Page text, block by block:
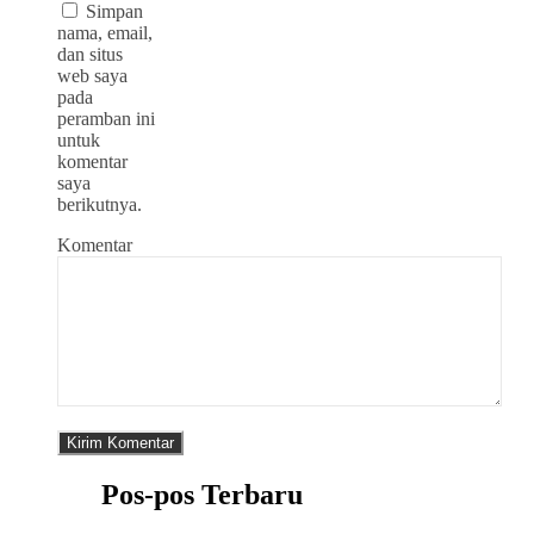
Simpan
nama, email,
dan situs
web saya
pada
peramban ini
untuk
komentar
saya
berikutnya.
Komentar
Pos-pos Terbaru